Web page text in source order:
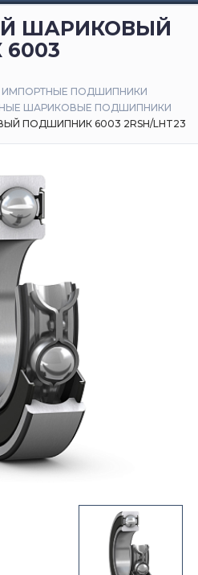
ШАРИКОВЫЙ
ИМПОРТНЫЕ ПОДШИПНИКИ
ШАРИКОВЫЕ ПОДШИПНИКИ
ПОДШИПНИК 6003 2RSH/LHT23